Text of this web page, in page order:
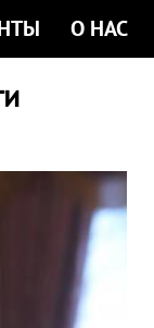
О НАС